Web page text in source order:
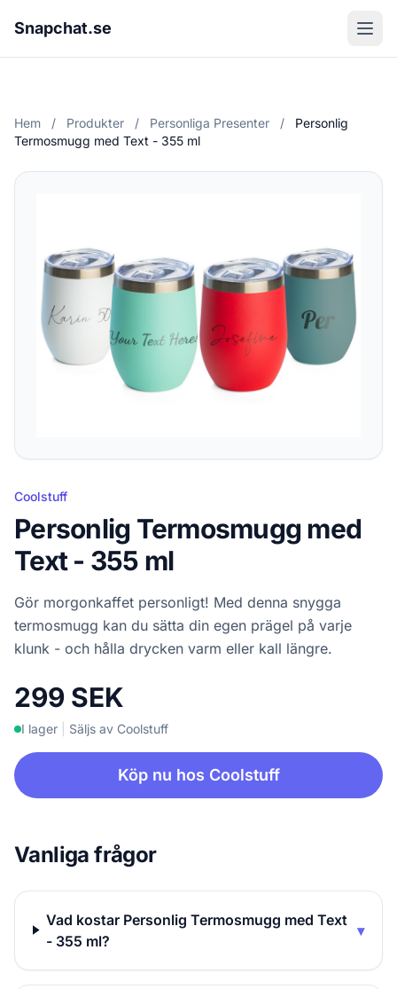
Snapchat.se
Hem / Produkter / Personliga Presenter /
Personlig
Termosmugg med Text - 355 ml
Coolstuff
Personlig Termosmugg med
Text - 355 ml
Gör morgonkaffet personligt! Med denna snygga
termosmugg kan du sätta din egen prägel på varje
klunk - och hålla drycken varm eller kall längre.
299 SEK
I lager Säljs av Coolstuff
Köp nu hos Coolstuff
Vanliga frågor
Vad kostar Personlig Termosmugg med Text
- 355 ml?
▾